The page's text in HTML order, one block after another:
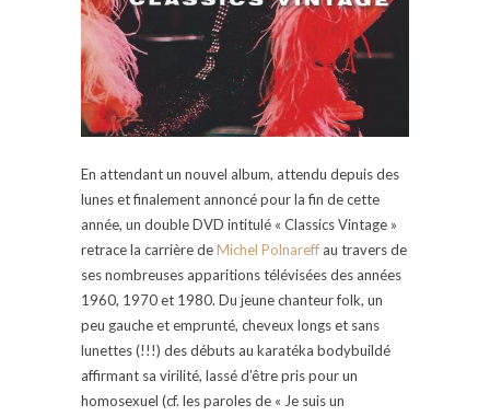
En attendant un nouvel album, attendu depuis des
lunes et finalement annoncé pour la fin de cette
année, un double DVD intitulé « Classics Vintage »
retrace la carrière deMichel Polnareff au travers de
ses nombreuses apparitions télévisées des années
1960, 1970 et 1980. Du jeune chanteur folk, un
peu gauche et emprunté, cheveux longs et sans
lunettes (!!!) des débuts au karatéka bodybuildé
affirmant sa virilité, lassé d’être pris pour un
homosexuel (cf. les paroles de « Je suis un